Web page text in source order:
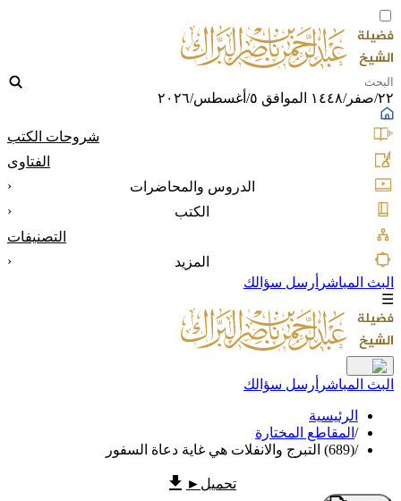
٢٢/صفر/١٤٤٨ الموافق ٥/أغسطس/٢٠٢٦
شروحات الكتب
الفتاوى
الدروس والمحاضرات
‹
الكتب
‹
التصنيفات
المزيد
‹
البث المباشر أرسل سؤالك
☰
البث المباشر أرسل سؤالك
الرئيسية
/ المقاطع المختارة
/(689) التبرج والانفلات هي غاية دعاة السفور
تحميل ►